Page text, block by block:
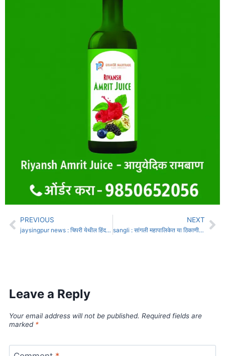
PREVIOUS
jaysingpur news : चिपरी येथील हिंदकेसरी न्यू विजय तंदुरी धाब्यामध्ये वेटरवर चाकूहल्ला
NEXT
sangli : सांगली महापालिकेत या ठिकाणी होणार काटा लढती
Leave a Reply
Your email address will not be published. Required fields are
marked *